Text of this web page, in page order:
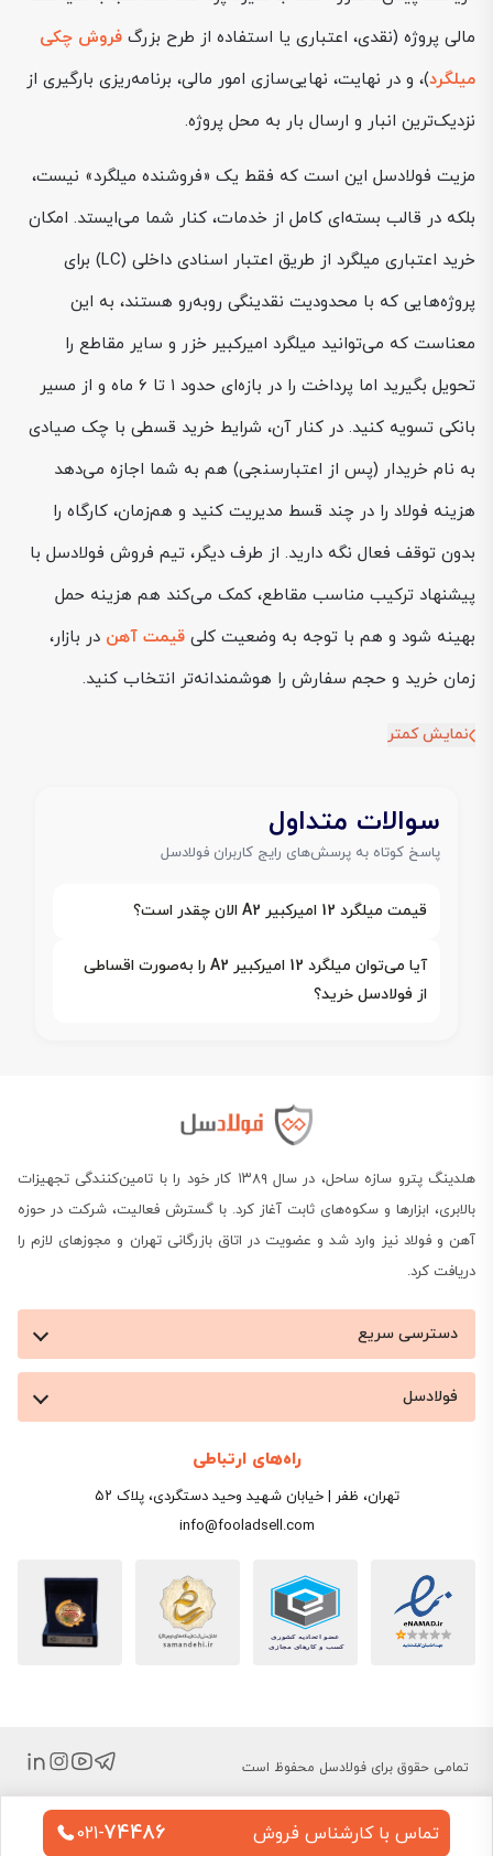
مالی پروژه (نقدی، اعتباری یا استفاده از طرح بزرگ فروش چکی
میلگرد)، و در نهایت، نهایی‌سازی امور مالی، برنامه‌ریزی بارگیری از
نزدیک‌ترین انبار و ارسال بار به محل پروژه.
مزیت فولادسل این است که فقط یک «فروشنده میلگرد» نیست،
بلکه در قالب بسته‌ای کامل از خدمات، کنار شما می‌ایستد. امکان
خرید اعتباری میلگرد از طریق اعتبار اسنادی داخلی (LC) برای
پروژه‌هایی که با محدودیت نقدینگی روبه‌رو هستند، به این
معناست که می‌توانید میلگرد امیرکبیر خزر و سایر مقاطع را
تحویل بگیرید اما پرداخت را در بازه‌ای حدود ۱ تا ۶ ماه و از مسیر
بانکی تسویه کنید. در کنار آن، شرایط خرید قسطی با چک صیادی
به نام خریدار (پس از اعتبارسنجی) هم به شما اجازه می‌دهد
هزینه فولاد را در چند قسط مدیریت کنید و هم‌زمان، کارگاه را
بدون توقف فعال نگه دارید. از طرف دیگر، تیم فروش فولادسل با
پیشنهاد ترکیب مناسب مقاطع، کمک می‌کند هم هزینه حمل
بهینه شود و هم با توجه به وضعیت کلی قیمت آهن در بازار،
زمان خرید و حجم سفارش را هوشمندانه‌تر انتخاب کنید.
نمایش کمتر
سوالات متداول
پاسخ کوتاه به پرسش‌های رایج کاربران فولادسل
قیمت میلگرد 12 امیرکبیر A2 الان چقدر است؟
آیا می‌توان میلگرد 12 امیرکبیر A2 را به‌صورت اقساطی
از فولادسل خرید؟
هلدینگ پترو سازه ساحل، در سال ۱۳۸۹ کار خود را با تامین‌کنندگی تجهیزات
بالابری، ابزارها و سکوه‌های ثابت آغاز کرد. با گسترش فعالیت، شرکت در حوزه
آهن و فولاد نیز وارد شد و عضویت در اتاق بازرگانی تهران و مجوزهای لازم را
دریافت کرد.
دسترسی سریع
فولادسل
راه‌های ارتباطی
تهران، ظفر | خیابان شهید وحید دستگردی، پلاک ۵۲
info@fooladsell.com
تمامی حقوق برای فولادسل محفوظ است
تماس با کارشناس فروش 021-74486